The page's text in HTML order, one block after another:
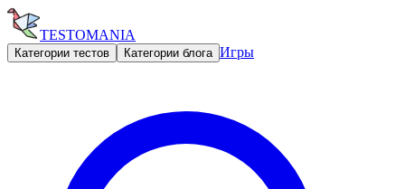
TESTOMANIA
Категории тестов Категории блога Игры